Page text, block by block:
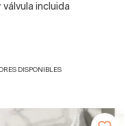
incluida
DISPONIBLES